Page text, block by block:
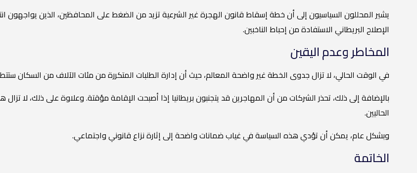
يشير المحللون السياسيون إلى أن خطة إسقاط قانون الهجرة غير الشرعية تزيد من الضغط على المحافظين، الذين يواجهون
الإصلاح البريطاني الاستفادة من إحباط الناخبين.
المخاطر وعدم اليقين
في الوقت الحالي، لا تزال جدوى الخطة غير واضحة المعالم، حيث أن إدارة الطلبات المتكررة من مئات الآلاف من السكان
بالإضافة إلى ذلك، تحذر الشركات من أن المهاجرين قد يتجنبون بريطانيا إذا أصبحت الإقامة مؤقتة. وعلاوة على ذلك، لا
الحاليين.
وبشكل عام، يمكن أن تؤدي هذه السياسة في غياب ضمانات واضحة إلى إثارة نزاع قانوني واجتماعي.
الخاتمة